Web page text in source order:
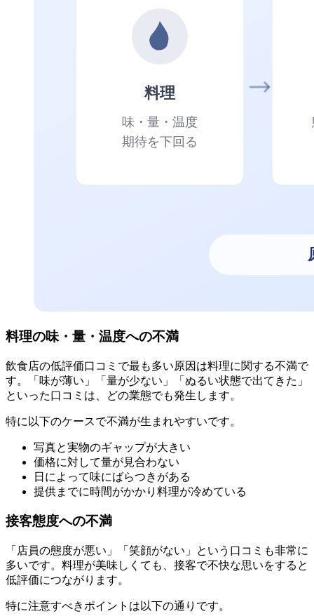
料理の味・量・温度への不満
飲食店の低評価口コミで最も多い原因は料理に関する不満で
す。「味が薄い」「量が少ない」「ぬるい状態で出てきた」
といった口コミは、どの業態でも発生します。
特に以下のケースで不満が生まれやすいです。
写真と実物のギャップが大きい
価格に対して量が見合わない
日によって味にばらつきがある
提供までに時間がかかり料理が冷めている
接客態度への不満
「店員の態度が悪い」「笑顔がない」という口コミも非常に
多いです。料理が美味しくても、接客で不快な思いをすると
低評価につながります。
特に注意すべきポイントは以下の通りです。